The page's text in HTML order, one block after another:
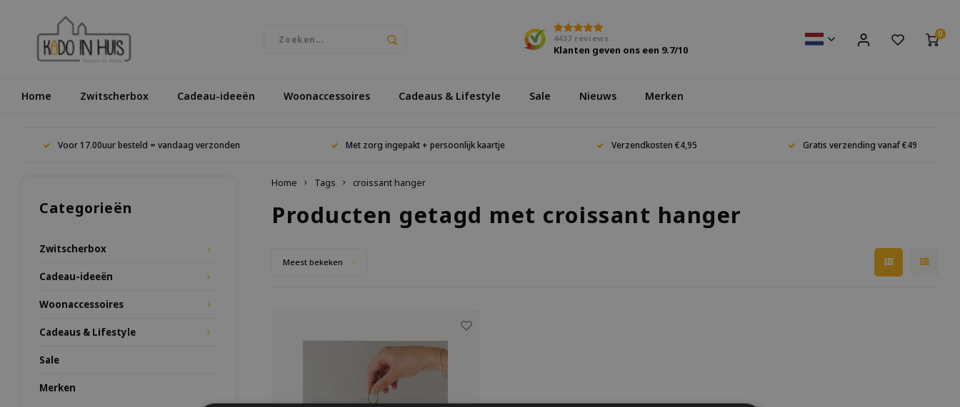
4437reviews
Klanten geven ons een 9.7/10
0
Home Zwitscherbox Cadeau-ideeën Woonaccessoires Cadeaus & Lifestyle Sale Nieuws Merken
Voor 17.00uur besteld = vandaag verzonden Met zorg ingepakt + persoonlijk kaartje Verzendkosten €4,95 Gratis verzending vanaf €49
Categorieën
Zwitscherbox
Cadeau-ideeën
Woonaccessoires
Cadeaus & Lifestyle
Sale
Merken
Home Tags croissant hanger
Producten getagd met croissant hanger
Meest bekeken